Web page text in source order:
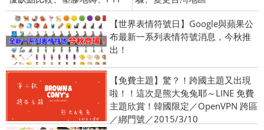
【世界表情符號日】Google與蘋果公
布最新一系列表情符號消息，今秋推
出！
【免費主題】驚？！跨國主題又出現
啦！！這次是熊大兔兔耶～LINE 免費
主題欣賞！韓國限定／OpenVPN 跨區
／綁門號／2015/3/10